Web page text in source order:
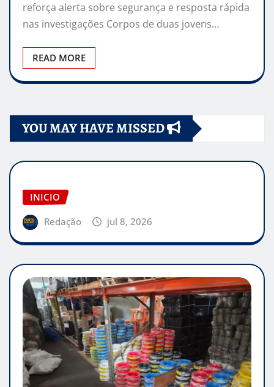
reforça alerta sobre segurança e resposta rápida
nas investigações Corpos de duas jovens…
READ MORE
YOU MAY HAVE MISSED
INICIO
Redação
jul 8, 2026